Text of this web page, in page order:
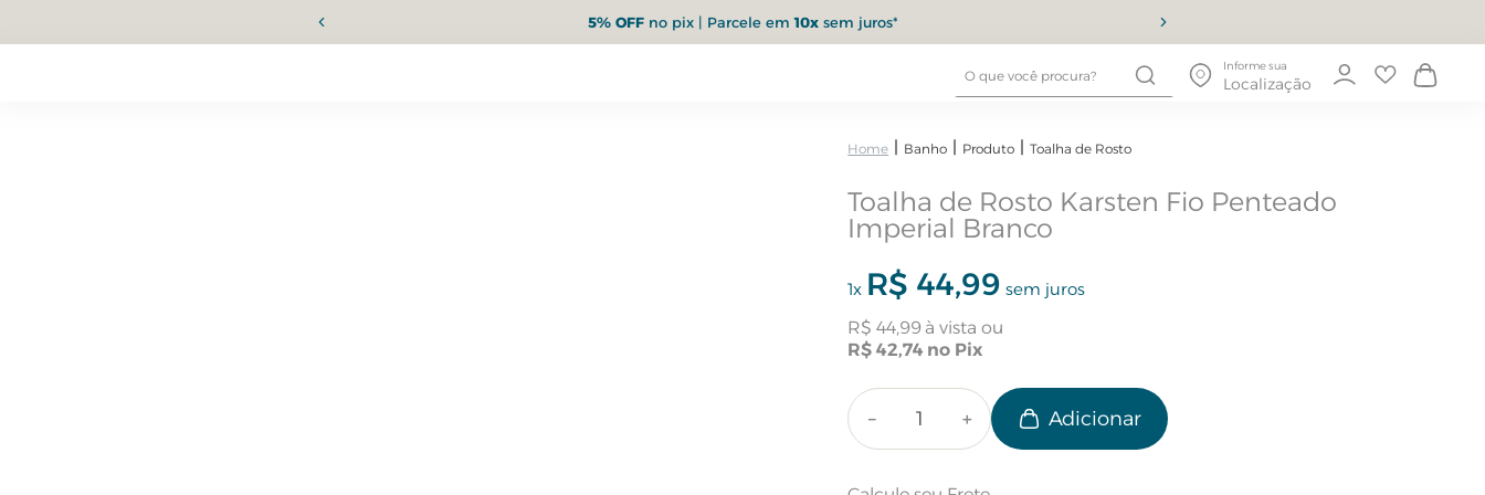
5% OFFno pix | Parcele em10xsem juros*
Informe sua
Localização
Banho Produto Toalha de Rosto
Toalha de Rosto Karsten Fio Penteado
Imperial Branco
1x R$ 44,99 sem juros
R$ 44,99
R$ 42,74
＋
－